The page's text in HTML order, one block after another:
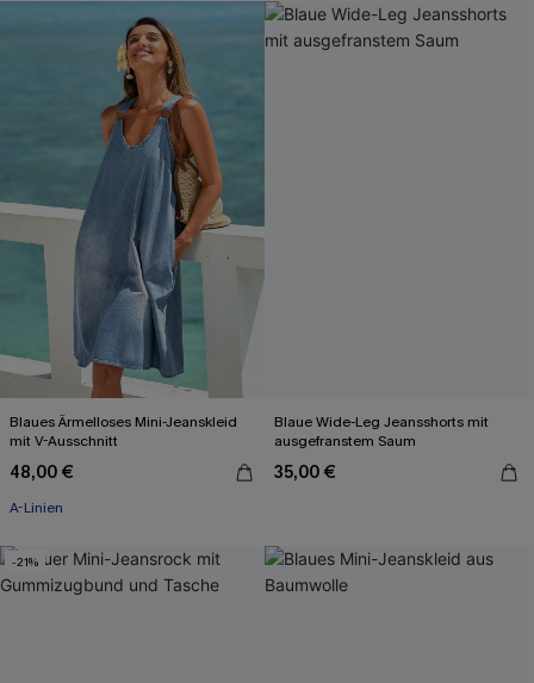
Blaues Ärmelloses Mini-Jeanskleid
mit V-Ausschnitt
48,00 €
A-Linien
Blaue Wide-Leg Jeansshorts mit
ausgefranstem Saum
35,00 €
-21%